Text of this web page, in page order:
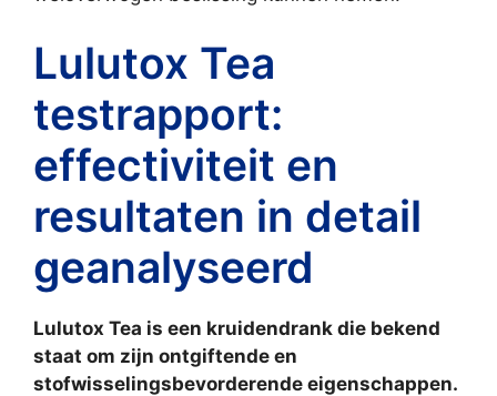
Lulutox Tea
testrapport:
effectiviteit en
resultaten in detail
geanalyseerd
Lulutox Tea is een kruidendrank die bekend
staat om zijn ontgiftende en
stofwisselingsbevorderende eigenschappen.